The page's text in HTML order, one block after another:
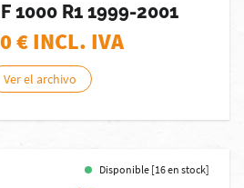
1000 R1 1999-2001
€ INCL. IVA
Ver el archivo
Disponible [16 en stock]